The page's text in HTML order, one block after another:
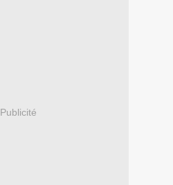
Publicité